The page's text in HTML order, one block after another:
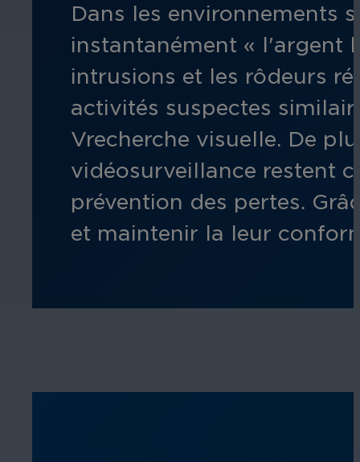
Dans les environnements
instantanément « l'argent
intrusions et les rôdeurs
activités suspectes
Vrecherche visuelle. De
vidéosurveillance restent
prévention des pertes.
et maintenir la leur